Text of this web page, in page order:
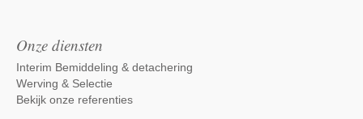
Onze diensten
Interim Bemiddeling & detachering
Werving & Selectie
Bekijk onze referenties